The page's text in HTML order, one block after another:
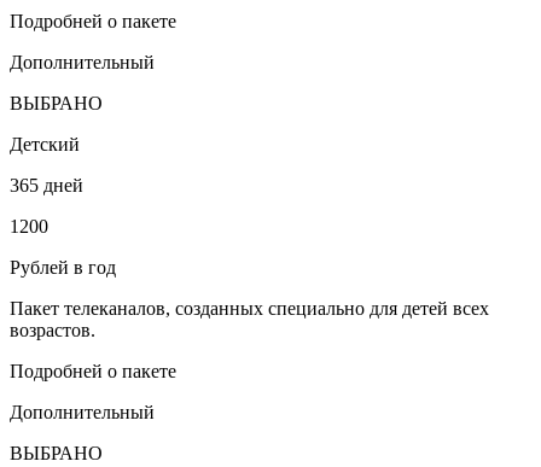
Подробней о пакете
Дополнительный
ВЫБРАНО
Детский
365 дней
1200
Рублей в год
Пакет телеканалов, созданных специально для детей всех
возрастов.
Подробней о пакете
Дополнительный
ВЫБРАНО